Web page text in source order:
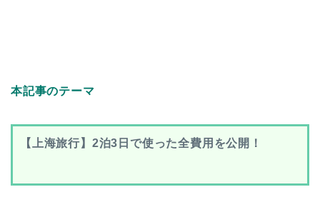
本記事のテーマ
【上海旅行】2泊3日で使った全費用を公開！